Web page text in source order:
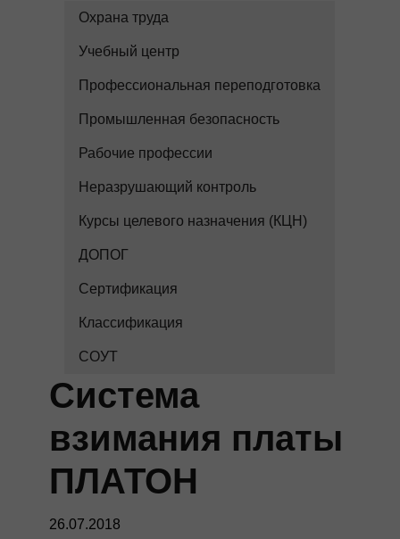
Охрана труда
Учебный центр
Профессиональная переподготовка
Промышленная безопасность
Рабочие профессии
Неразрушающий контроль
Курсы целевого назначения (КЦН)
ДОПОГ
Сертификация
Классификация
СОУТ
Система
взимания платы
ПЛАТОН
26.07.2018